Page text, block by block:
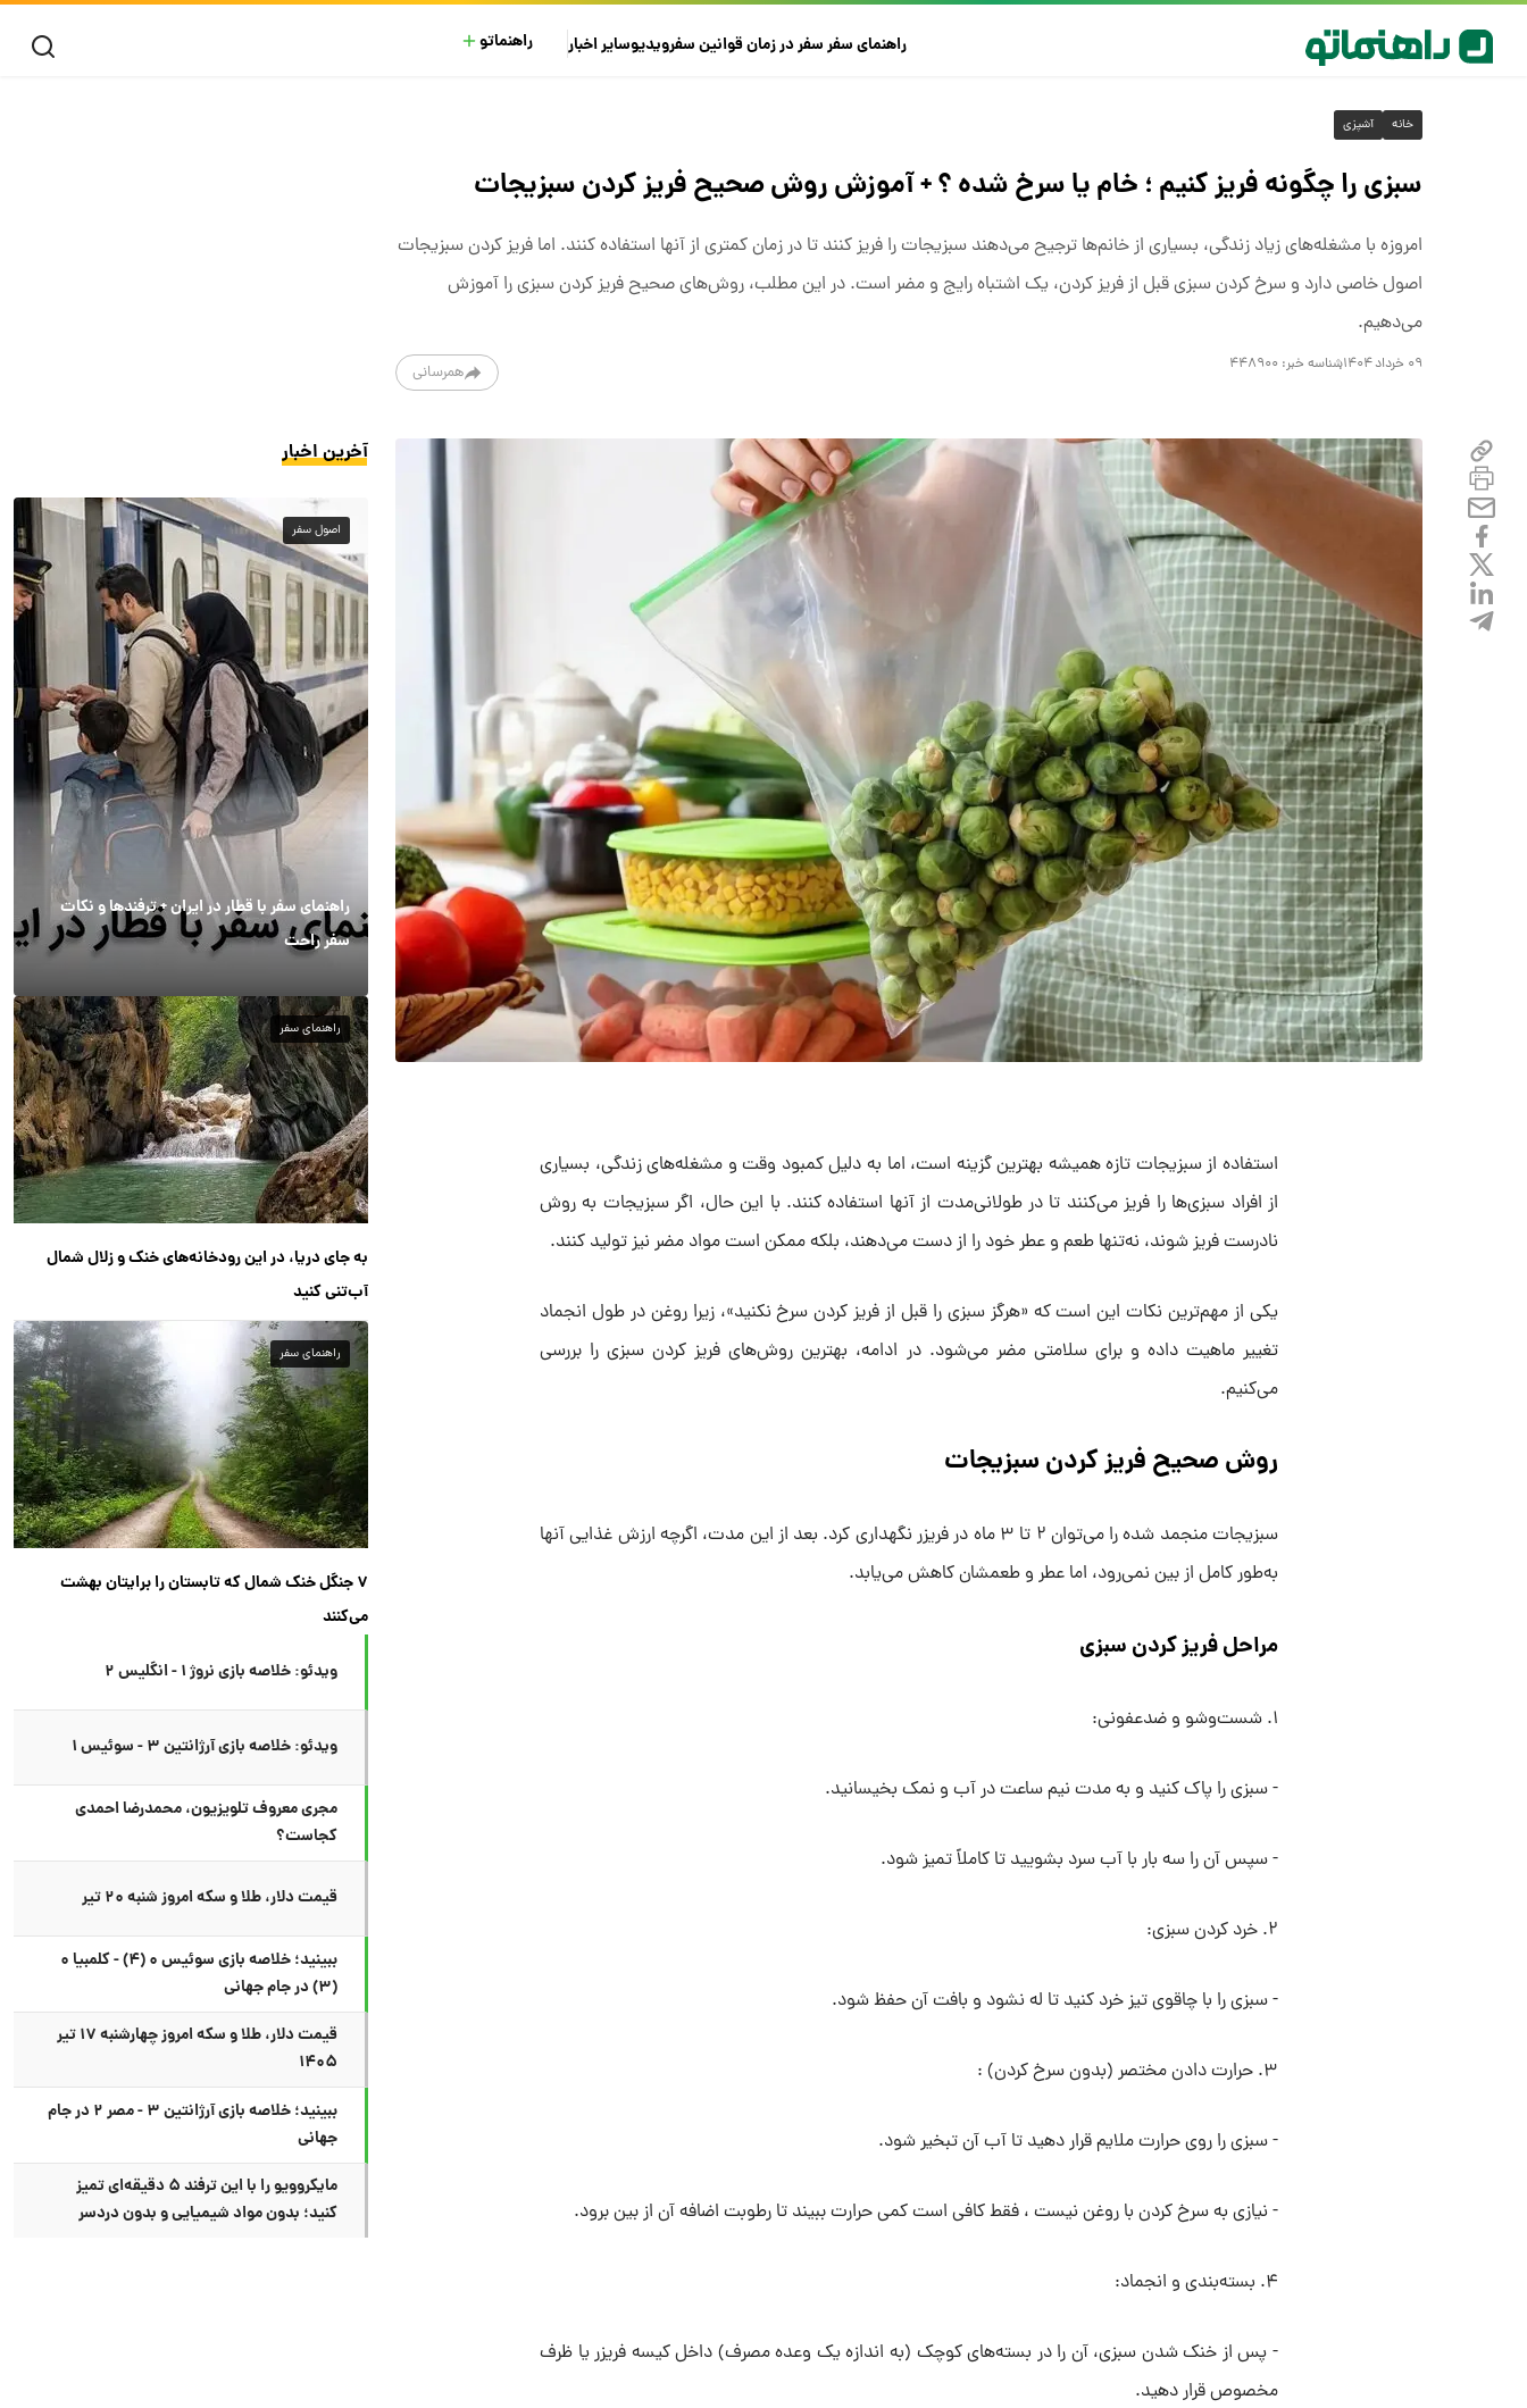
راهنمای سفرسفر در زمانقوانین سفرویدیوسایراخبار راهنماتو
خانه آشپزی
سبزی را چگونه فریز کنیم ؛ خام یا سرخ شده ؟ + آموزش روش صحیح فریز کردن سبزیجات
امروزه با مشغله‌های زیاد زندگی، بسیاری از خانم‌ها ترجیح می‌دهند سبزیجات را فریز کنند تا در زمان کمتری از آنها استفاده کنند. اما فریز کردن سبزیجات
اصول خاصی دارد و سرخ کردن سبزی قبل از فریز کردن، یک اشتباه رایج و مضر است. در این مطلب، روش‌های صحیح فریز کردن سبزی را آموزش
می‌دهیم.
۰۹ خرداد ۱۴۰۴ شناسه خبر: ۴۴۸۹۰۰ همرسانی
استفاده از سبزیجات تازه همیشه بهترین گزینه است، اما به دلیل کمبود وقت و مشغله‌های زندگی، بسیاری
از افراد سبزی‌ها را فریز می‌کنند تا در طولانی‌مدت از آنها استفاده کنند. با این حال، اگر سبزیجات به روش
نادرست فریز شوند، نه‌تنها طعم و عطر خود را از دست می‌دهند، بلکه ممکن است مواد مضر نیز تولید کنند.
یکی از مهم‌ترین نکات این است که «هرگز سبزی را قبل از فریز کردن سرخ نکنید»، زیرا روغن در طول انجماد
تغییر ماهیت داده و برای سلامتی مضر می‌شود. در ادامه، بهترین روش‌های فریز کردن سبزی را بررسی
می‌کنیم.
روش صحیح فریز کردن سبزیجات
سبزیجات منجمد شده را می‌توان ۲ تا ۳ ماه در فریزر نگهداری کرد. بعد از این مدت، اگرچه ارزش غذایی آنها
به‌طور کامل از بین نمی‌رود، اما عطر و طعمشان کاهش می‌یابد.
مراحل فریز کردن سبزی
۱. شست‌وشو و ضدعفونی:
- سبزی را پاک کنید و به مدت نیم ساعت در آب و نمک بخیسانید.
- سپس آن را سه بار با آب سرد بشویید تا کاملاً تمیز شود.
۲. خرد کردن سبزی:
- سبزی را با چاقوی تیز خرد کنید تا له نشود و بافت آن حفظ شود.
۳. حرارت دادن مختصر (بدون سرخ کردن) :
- سبزی را روی حرارت ملایم قرار دهید تا آب آن تبخیر شود.
- نیازی به سرخ کردن با روغن نیست ، فقط کافی است کمی حرارت ببیند تا رطوبت اضافه آن از بین برود.
۴. بسته‌بندی و انجماد:
- پس از خنک شدن سبزی، آن را در بسته‌های کوچک (به اندازه یک وعده مصرف) داخل کیسه فریزر یا ظرف
مخصوص قرار دهید.
آخرین اخبار
اصول سفر
راهنمای سفر با قطار در ایران + ترفندها و نکات
سفر راحت
راهنمای سفر
به جای دریا، در این رودخانه‌های خنک و زلال شمال
آب‌تنی کنید
راهنمای سفر
۷ جنگل خنک شمال که تابستان را برایتان بهشت
می‌کنند
ویدئو: خلاصه بازی نروژ ۱ - انگلیس ۲
ویدئو: خلاصه بازی آرژانتین ۳ - سوئیس ۱
مجری معروف تلویزیون، محمدرضا احمدی
کجاست؟
قیمت دلار، طلا و سکه امروز شنبه ۲۰ تیر
ببینید؛ خلاصه بازی سوئیس ۰ (۴) - کلمبیا ۰
(۳) در جام جهانی
قیمت دلار، طلا و سکه امروز چهارشنبه ۱۷ تیر
۱۴۰۵
ببینید؛ خلاصه بازی آرژانتین ۳ - مصر ۲ در جام
جهانی
مایکروویو را با این ترفند ۵ دقیقه‌ای تمیز
کنید؛ بدون مواد شیمیایی و بدون دردسر